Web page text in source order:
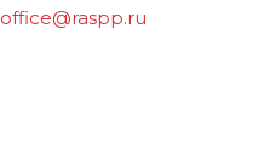
office@raspp.ru